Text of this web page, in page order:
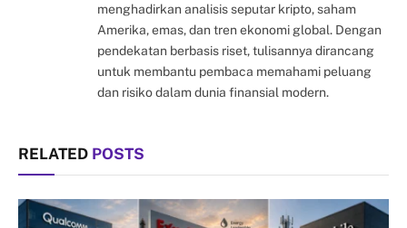
menghadirkan analisis seputar kripto, saham
Amerika, emas, dan tren ekonomi global. Dengan
pendekatan berbasis riset, tulisannya dirancang
untuk membantu pembaca memahami peluang
dan risiko dalam dunia finansial modern.
RELATED POSTS